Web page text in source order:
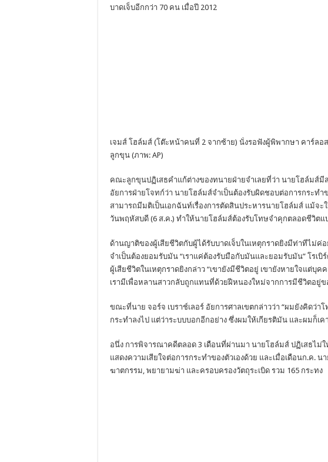
บาดเจ็บอีกกว่า 70 คน เมื่อปี 2012
เจมส์ โฮล์มส์ (โต๊ะหน้าคนที่ 2 จากซ้าย) นั่งรอฟังผู้พิพากษา คาร์ล
ลูกขุน (ภาพ: AP)
คณะลูกขุนปฏิเสธคำแก้ต่างของทนายฝ่ายจำเลยที่ว่า นายโฮล์มส์
อัยการฝ่ายโจทก์ว่า นายโฮล์มส์จำเป็นต้องรับผิดชอบต่อการกระท
สามารถมีมติเป็นเอกฉันท์เรื่องการตัดสินประหารนายโฮล์มส์ แม้จ
วันพฤหัสบดี (6 ส.ค.) ทำให้นายโฮล์มส์ต้องรับโทษจำคุกตลอดชีวิ
ด้านญาติของผู้เสียชีวิตกับผู้ได้รับบาดเจ็บในเหตุกราดยิงมีท่าทีไม่ค่
จำเป็นต้องยอมรับมัน “เราแค่ต้องรับมือกับมันและยอมรับมัน” โรเบิ
ผู้เสียชีวิตในเหตุกราดยิงกล่าว “เขายังมีชีวิตอยู่ เขายังหายใจแต่บุ
เรามีเพื่อหลานสาวกลับถูกแทนที่ด้วยฝีหนองใหม่จากการมีชีวิตอยู่ข
ขณะที่นาย จอร์จ เบราช์เลอร์ อัยการศาลเขตกล่าวว่า “ผมยังคิดว่า
กระทำลงไป แต่ว่าระบบบอกอีกอย่าง ซึ่งผมให้เกียรติมัน และผมก็เ
อนึ่ง การพิจารณาคดีตลอด 3 เดือนที่ผ่านมา นายโฮล์มส์ ปฏิเสธไม่
แสดงความเสียใจต่อการกระทำของตัวเองด้วย และเมื่อเดือนก.ค.
ฆาตกรรม, พยายามฆ่า และครอบครองวัตถุระเบิด รวม 165 กระทง